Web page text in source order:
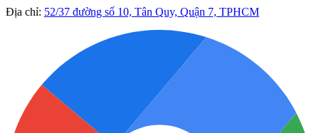
Địa chỉ: 52/37 đường số 10, Tân Quy, Quận 7, TPHCM